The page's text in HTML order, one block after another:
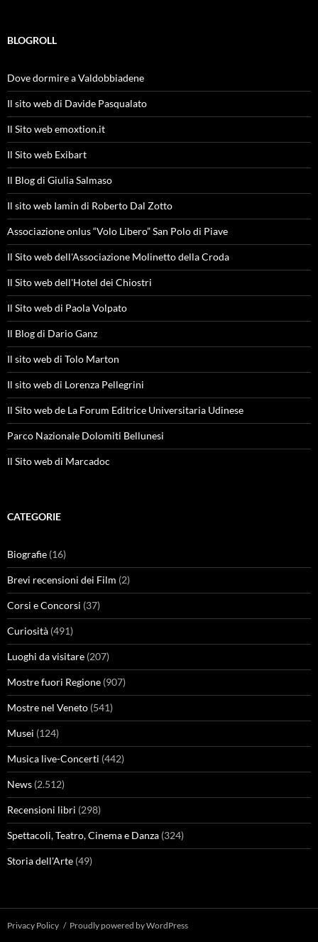
BLOGROLL
Dove dormire a Valdobbiadene
Il sito web di Davide Pasqualato
Il Sito web emoxtion.it
Il Sito web Exibart
Il Blog di Giulia Salmaso
Il sito web Iamin di Roberto Dal Zotto
Associazione onlus “Volo Libero” San Polo di Piave
Il Sito web dell'Associazione Molinetto della Croda
Il Sito web dell'Hotel dei Chiostri
Il Sito web di Paola Volpato
Il Blog di Dario Ganz
Il sito web di Tolo Marton
Il sito web di Lorenza Pellegrini
Il Sito web de La Forum Editrice Universitaria Udinese
Parco Nazionale Dolomiti Bellunesi
Il Sito web di Marcadoc
CATEGORIE
Biografie (16)
Brevi recensioni dei Film (2)
Corsi e Concorsi (37)
Curiosità (491)
Luoghi da visitare (207)
Mostre fuori Regione (907)
Mostre nel Veneto (541)
Musei (124)
Musica live-Concerti (442)
News (2.512)
Recensioni libri (298)
Spettacoli, Teatro, Cinema e Danza (324)
Storia dell'Arte (49)
Privacy Policy Proudly powered by WordPress